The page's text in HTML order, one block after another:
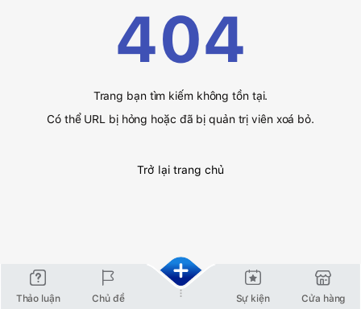
404
Trang bạn tìm kiếm không tồn tại.
Có thể URL bị hỏng hoặc đã bị quản trị viên xoá bỏ.
Trở lại trang chủ
Thảo luận Chủ đề Sự kiện Cửa hàng